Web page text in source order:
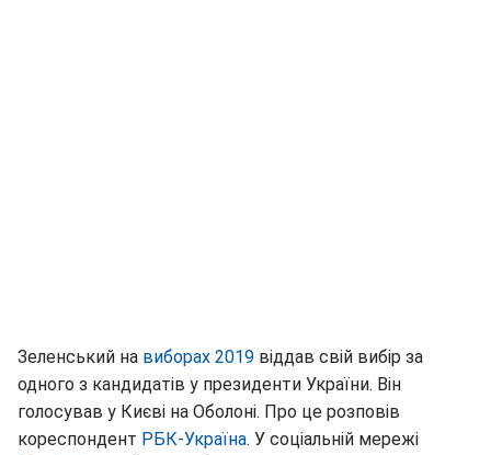
Зеленський на виборах 2019 віддав свій вибір за
одного з кандидатів у президенти України. Він
голосував у Києві на Оболоні. Про це розповів
кореспондент РБК-Україна. У соціальній мережі